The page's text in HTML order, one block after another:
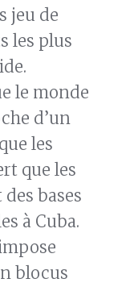
jeu de
les plus
le monde
d’un
les
que les
bases
à Cuba.
blocus